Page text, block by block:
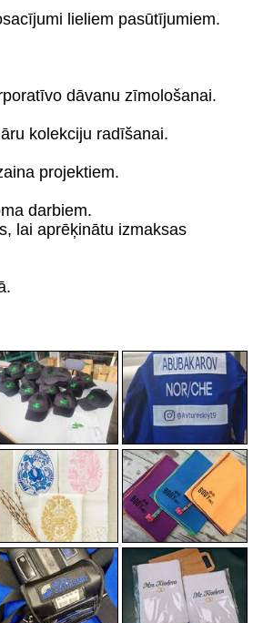
lieliem pasūtījumiem.
dāvanu zīmološanai.
kolekciju radīšanai.
projektiem.
darbiem.
lai aprēķinātu izmaksas